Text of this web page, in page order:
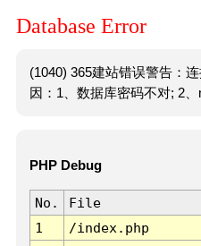
Database Error
(1040) 365建站错误警告：
因：1、数据库密码不对; 2、
PHP Debug
No. File
1
/index.php